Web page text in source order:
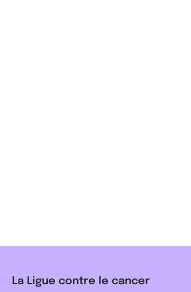
​La Ligue contre le cancer